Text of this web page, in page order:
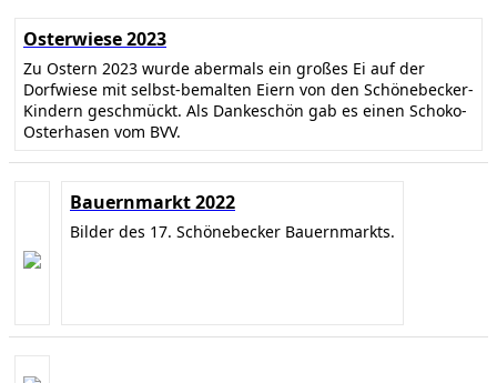
Osterwiese 2023
Zu Ostern 2023 wurde abermals ein großes Ei auf der
Dorfwiese mit selbst-bemalten Eiern von den Schönebecker-
Kindern geschmückt. Als Dankeschön gab es einen Schoko-
Osterhasen vom BVV.
Bauernmarkt 2022
Bilder des 17. Schönebecker Bauernmarkts.